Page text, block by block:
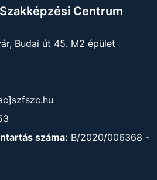
Centrum
Budai út 45. M2 épület
száma: B/2020/006368 -